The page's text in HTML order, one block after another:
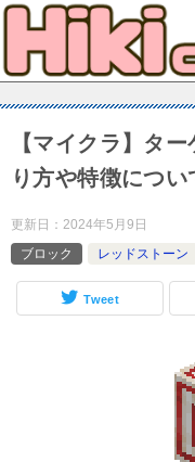
【マイクラ】タ
り方や特徴につい
更新日： 2024年5月9日
ブロック
レッドストーン
Tweet